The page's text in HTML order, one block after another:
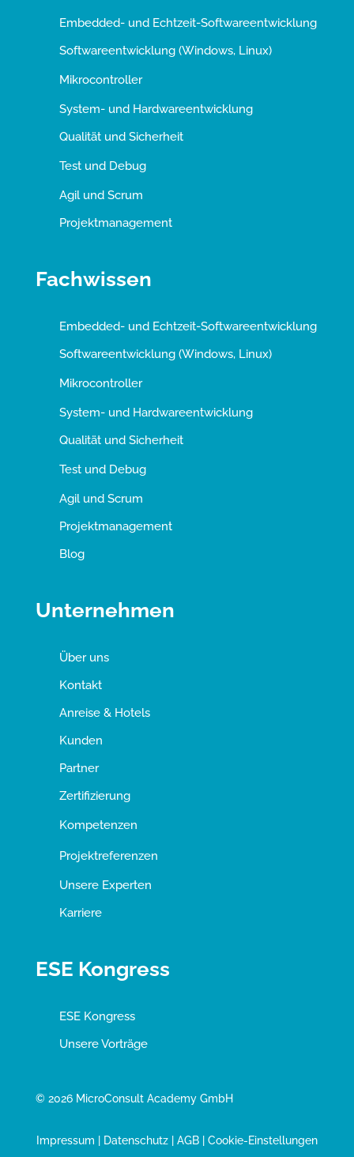
Embedded- und Echtzeit-Softwareentwicklung
Softwareentwicklung (Windows, Linux)
Mikrocontroller
System- und Hardwareentwicklung
Qualität und Sicherheit
Test und Debug
Agil und Scrum
Projektmanagement
Fachwissen
Embedded- und Echtzeit-Softwareentwicklung
Softwareentwicklung (Windows, Linux)
Mikrocontroller
System- und Hardwareentwicklung
Qualität und Sicherheit
Test und Debug
Agil und Scrum
Projektmanagement
Blog
Unternehmen
Über uns
Kontakt
Anreise & Hotels
Kunden
Partner
Zertifizierung
Kompetenzen
Projektreferenzen
Unsere Experten
Karriere
ESE Kongress
ESE Kongress
Unsere Vorträge
© 2026 MicroConsult Academy GmbH
Impressum | Datenschutz| AGB| Cookie-Einstellungen